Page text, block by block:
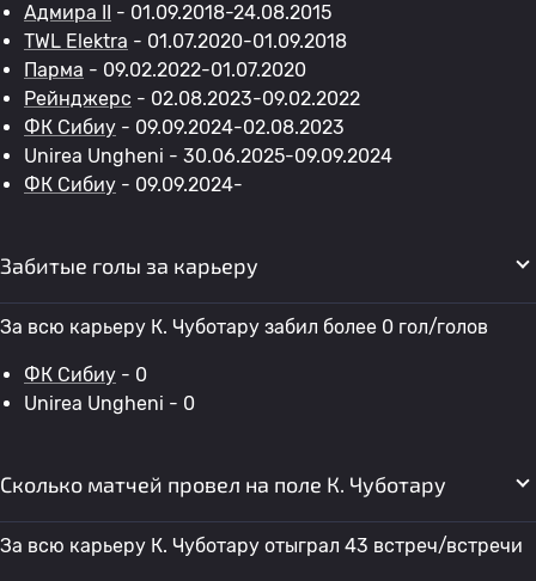
Адмира II - 01.09.2018-24.08.2015
TWL Elektra - 01.07.2020-01.09.2018
Парма - 09.02.2022-01.07.2020
Рейнджерс - 02.08.2023-09.02.2022
ФК Сибиу - 09.09.2024-02.08.2023
Unirea Ungheni - 30.06.2025-09.09.2024
ФК Сибиу - 09.09.2024-
Забитые голы за карьеру
За всю карьеру К. Чуботару забил более 0 гол/голов
ФК Сибиу - 0
Unirea Ungheni - 0
Сколько матчей провел на поле К. Чуботару
За всю карьеру К. Чуботару отыграл 43 встреч/встречи